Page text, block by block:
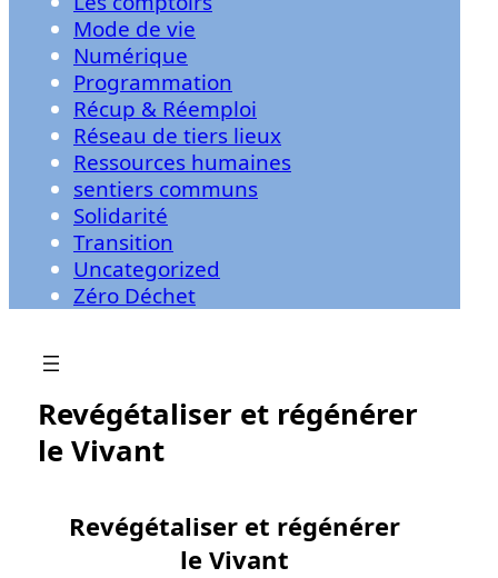
Mode de vie
Numérique
Programmation
Récup & Réemploi
Réseau de tiers lieux
Ressources humaines
sentiers communs
Solidarité
Transition
Uncategorized
Zéro Déchet
Revégétaliser et régénérer
le Vivant
Revégétaliser et régénérer
le Vivant